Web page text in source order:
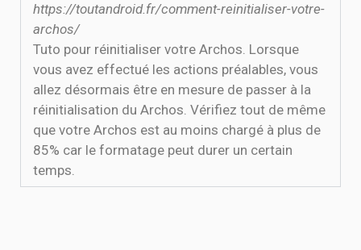
https://toutandroid.fr/comment-reinitialiser-votre-
archos/
Tuto pour réinitialiser votre Archos. Lorsque
vous avez effectué les actions préalables, vous
allez désormais être en mesure de passer à la
réinitialisation du Archos. Vérifiez tout de même
que votre Archos est au moins chargé à plus de
85% car le formatage peut durer un certain
temps.